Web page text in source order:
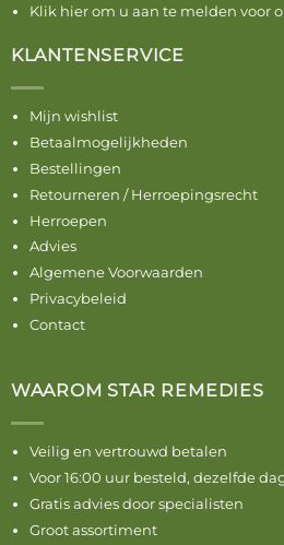
Klik hier om u aan te melden voor
KLANTENSERVICE
Mijn wishlist
Betaalmogelijkheden
Bestellingen
Retourneren / Herroepingsrecht
Herroepen
Advies
Algemene Voorwaarden
Privacybeleid
Contact
WAAROM STAR REMEDIES
Veilig en vertrouwd betalen
Voor 16:00 uur besteld, dezelfde
Gratis advies door specialisten
Groot assortiment